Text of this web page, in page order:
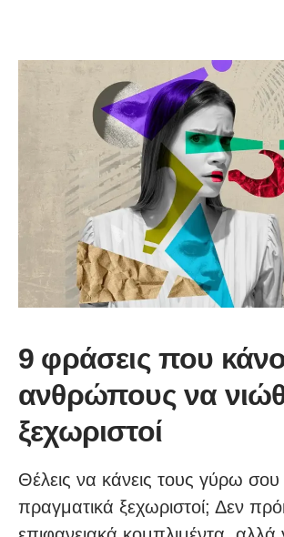
9 φράσεις που
ανθρώπους να
ξεχωριστοί
Θέλεις να κάνεις τους γύρω
πραγματικά ξεχωριστοί; Δεν